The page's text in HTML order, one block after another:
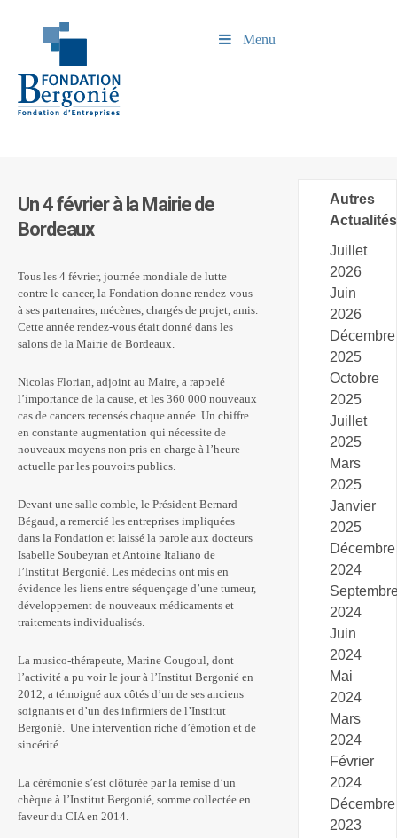
Menu
Un 4 février à la Mairie de
Bordeaux
Tous les 4 février, journée mondiale de lutte
contre le cancer, la Fondation donne rendez-vous
à ses partenaires, mécènes, chargés de projet, amis.
Cette année rendez-vous était donné dans les
salons de la Mairie de Bordeaux.
Nicolas Florian, adjoint au Maire, a rappelé
l’importance de la cause, et les 360 000 nouveaux
cas de cancers recensés chaque année. Un chiffre
en constante augmentation qui nécessite de
nouveaux moyens non pris en charge à l’heure
actuelle par les pouvoirs publics.
Devant une salle comble, le Président Bernard
Bégaud, a remercié les entreprises impliquées
dans la Fondation et laissé la parole aux docteurs
Isabelle Soubeyran et Antoine Italiano de
l’Institut Bergonié. Les médecins ont mis en
évidence les liens entre séquençage d’une tumeur,
développement de nouveaux médicaments et
traitements individualisés.
La musico-thérapeute, Marine Cougoul, dont
l’activité a pu voir le jour à l’Institut Bergonié en
2012, a témoigné aux côtés d’un de ses anciens
soignants et d’un des infirmiers de l’Institut
Bergonié. Une intervention riche d’émotion et de
sincérité.
La cérémonie s’est clôturée par la remise d’un
chèque à l’Institut Bergonié, somme collectée en
faveur du CIA en 2014.
Autres
Actualités
Juillet
2026
Juin
2026
Décembre
2025
Octobre
2025
Juillet
2025
Mars
2025
Janvier
2025
Décembre
2024
2024
Juin
2024
Mai
2024
Mars
2024
Février
2024
Décembre
2023